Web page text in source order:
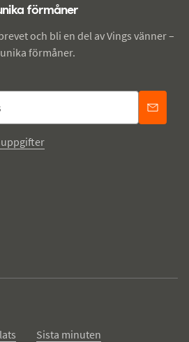
förmåner
och bli en del av Vings vänner –
förmåner.
Sista minuten